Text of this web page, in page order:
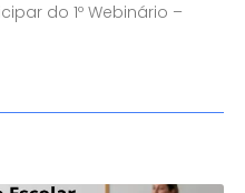
do 1º Webinário –